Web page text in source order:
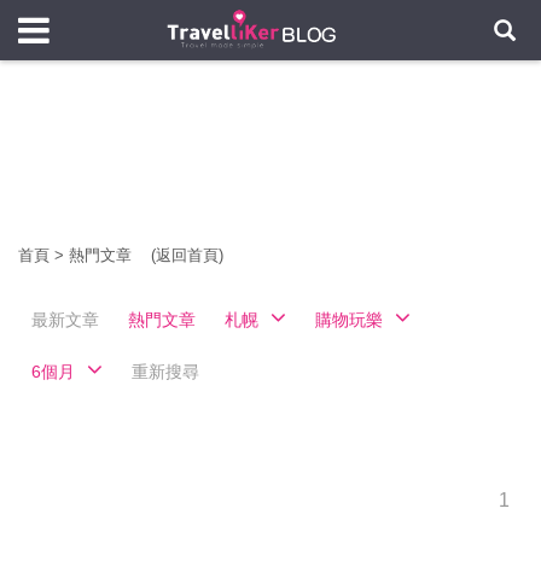
首頁 > 熱門文章 (返回首頁)
最新文章 熱門文章 札幌 購物玩樂
6個月 重新搜尋
1